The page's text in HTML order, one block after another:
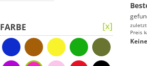
FARBE
Preis